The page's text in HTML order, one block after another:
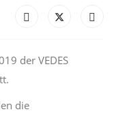
der VEDES
die